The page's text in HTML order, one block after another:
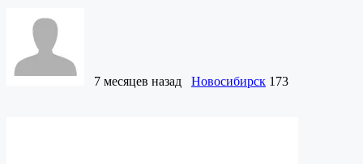
7 месяцев назад Новосибирск 173